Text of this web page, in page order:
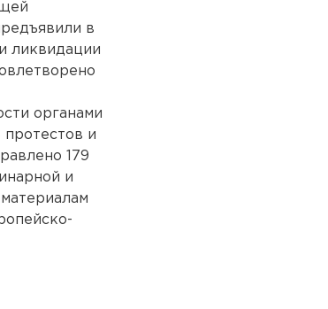
в
ликвидации
органами
и
179
и